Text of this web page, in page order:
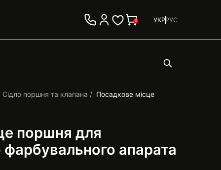
0 УКРРУС
Сідло поршня та клапана
Посадкове місце
поршня для
фарбувального апарата